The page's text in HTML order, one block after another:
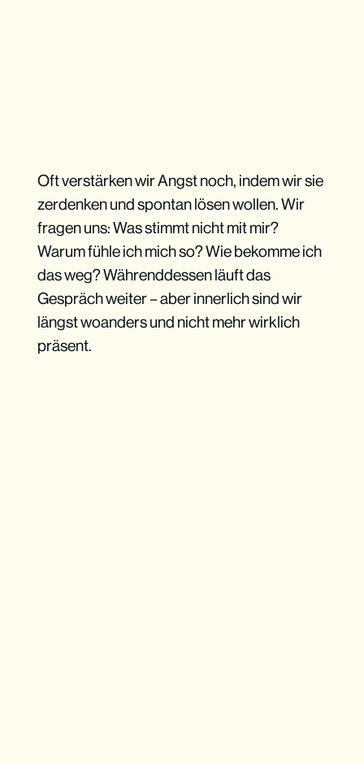
Oft verstärken wir Angst noch, indem wir sie
zerdenken und spontan lösen wollen. Wir
fragen uns: Was stimmt nicht mit mir?
Warum fühle ich mich so? Wie bekomme ich
das weg? Währenddessen läuft das
Gespräch weiter – aber innerlich sind wir
längst woanders und nicht mehr wirklich
präsent.